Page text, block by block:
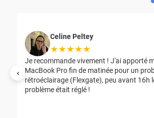
‹
Celine Peltey
★★★★★
Je recommande vivement ! J'ai apporté
MacBook Pro fin de matinée pour un
rétroéclairage (Flexgate), peu avant 16h
problème était réglé !